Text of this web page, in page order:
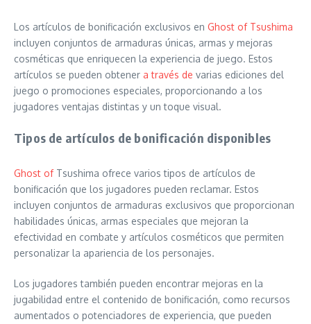
Los artículos de bonificación exclusivos en Ghost of Tsushima
incluyen conjuntos de armaduras únicas, armas y mejoras
cosméticas que enriquecen la experiencia de juego. Estos
artículos se pueden obtener a través de varias ediciones del
juego o promociones especiales, proporcionando a los
jugadores ventajas distintas y un toque visual.
Tipos de artículos de bonificación disponibles
Ghost ofTsushima ofrece varios tipos de artículos de
bonificación que los jugadores pueden reclamar. Estos
incluyen conjuntos de armaduras exclusivos que proporcionan
habilidades únicas, armas especiales que mejoran la
efectividad en combate y artículos cosméticos que permiten
personalizar la apariencia de los personajes.
Los jugadores también pueden encontrar mejoras en la
jugabilidad entre el contenido de bonificación, como recursos
aumentados o potenciadores de experiencia, que pueden